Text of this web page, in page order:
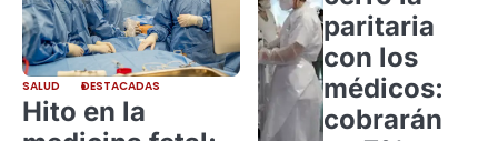
SALUD DESTACADAS
Hito en la
paritaria
con los
médicos:
cobrarán